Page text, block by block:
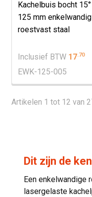
Kachelbuis bocht
125 mm enkelwandig
roestvast staal
Inclusief BTW 17.70
EWK-125-005
Artikelen 1 tot 12 van
Dit zijn de
Een enkelwandige
lasergelaste